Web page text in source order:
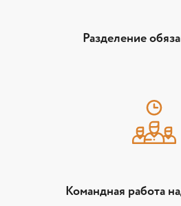
Разделение
Командная работа